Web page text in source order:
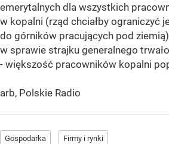
emerytalnych dla wszystkich
w kopalni (rząd chciałby ograniczyć
do górników pracujących pod
w sprawie strajku generalnego
- większość pracowników kopalni
arb, Polskie Radio
Gospodarka Firmy i rynki